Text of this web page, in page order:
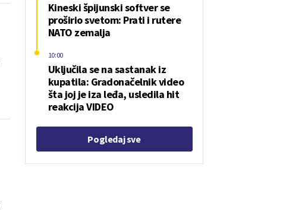
Kineski špijunski softver se
proširio svetom: Prati i rutere
NATO zemalja
Uključila se na sastanak iz
kupatila: Gradonačelnik video
šta joj je iza leđa, usledila hit
reakcija VIDEO
10:00
Pogledaj sve